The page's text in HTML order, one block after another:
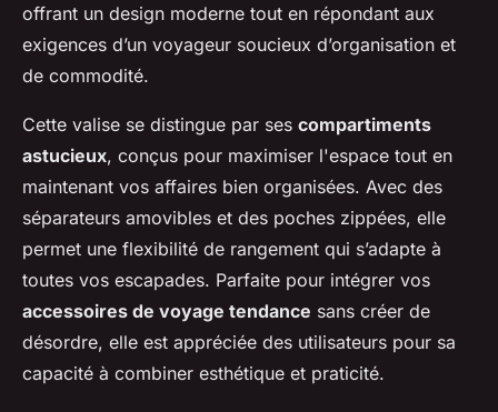
offrant un design moderne tout en répondant aux
exigences d’un voyageur soucieux d’organisation et
de commodité.
Cette valise se distingue par ses compartiments
astucieux, conçus pour maximiser l'espace tout en
maintenant vos affaires bien organisées. Avec des
séparateurs amovibles et des poches zippées, elle
permet une flexibilité de rangement qui s’adapte à
toutes vos escapades. Parfaite pour intégrer vos
accessoires de voyage tendance sans créer de
désordre, elle est appréciée des utilisateurs pour sa
capacité à combiner esthétique et praticité.